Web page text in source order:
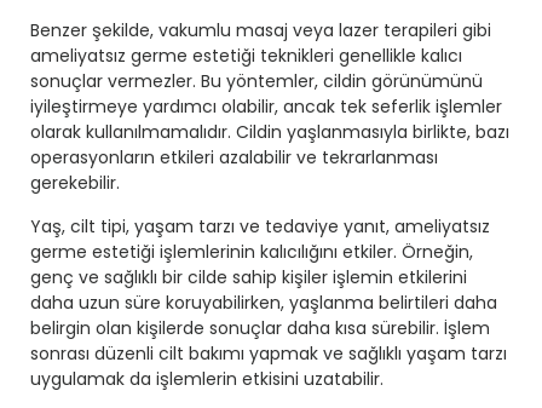
Benzer şekilde, vakumlu masaj veya lazer terapileri gibi
ameliyatsız germe estetiği teknikleri genellikle kalıcı
sonuçlar vermezler. Bu yöntemler, cildin görünümünü
iyileştirmeye yardımcı olabilir, ancak tek seferlik işlemler
olarak kullanılmamalıdır. Cildin yaşlanmasıyla birlikte, bazı
operasyonların etkileri azalabilir ve tekrarlanması
gerekebilir.
Yaş, cilt tipi, yaşam tarzı ve tedaviye yanıt, ameliyatsız
germe estetiği işlemlerinin kalıcılığını etkiler. Örneğin,
genç ve sağlıklı bir cilde sahip kişiler işlemin etkilerini
daha uzun süre koruyabilirken, yaşlanma belirtileri daha
belirgin olan kişilerde sonuçlar daha kısa sürebilir. İşlem
sonrası düzenli cilt bakımı yapmak ve sağlıklı yaşam tarzı
uygulamak da işlemlerin etkisini uzatabilir.